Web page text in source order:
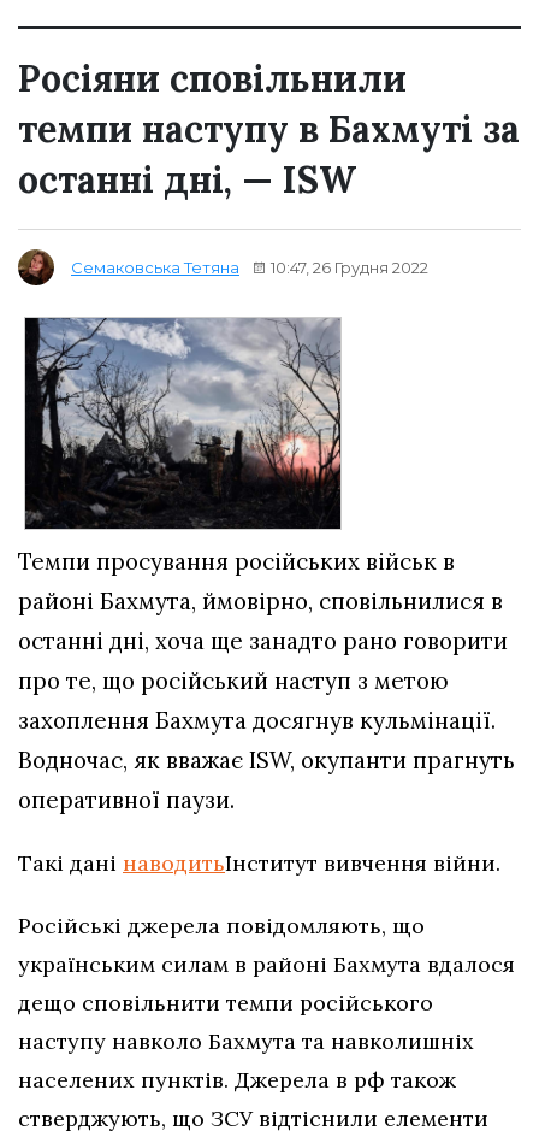
Росіяни сповільнили
темпи наступу в Бахмуті за
останні дні, — ISW
Семаковська Тетяна 10:47, 26 Грудня 2022
Темпи просування російських військ в
районі Бахмута, ймовірно, сповільнилися в
останні дні, хоча ще занадто рано говорити
про те, що російський наступ з метою
захоплення Бахмута досягнув кульмінації.
Водночас, як вважає ISW, окупанти прагнуть
оперативної паузи.
Такі дані наводитьІнститут вивчення війни.
Російські джерела повідомляють, що
українським силам в районі Бахмута вдалося
дещо сповільнити темпи російського
наступу навколо Бахмута та навколишніх
населених пунктів. Джерела в рф також
стверджують, що ЗСУ відтіснили елементи